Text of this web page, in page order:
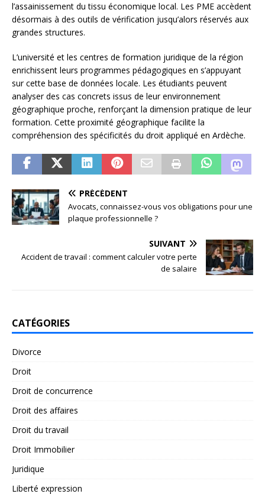
l’assainissement du tissu économique local. Les PME accèdent
désormais à des outils de vérification jusqu’alors réservés aux
grandes structures.
L’université et les centres de formation juridique de la région
enrichissent leurs programmes pédagogiques en s’appuyant
sur cette base de données locale. Les étudiants peuvent
analyser des cas concrets issus de leur environnement
géographique proche, renforçant la dimension pratique de leur
formation. Cette proximité géographique facilite la
compréhension des spécificités du droit appliqué en Ardèche.
PRÉCÉDENT
Avocats, connaissez-vous vos obligations pour une
plaque professionnelle ?
SUIVANT
Accident de travail : comment calculer votre perte
de salaire
CATÉGORIES
Divorce
Droit
Droit de concurrence
Droit des affaires
Droit du travail
Droit Immobilier
Juridique
Liberté expression